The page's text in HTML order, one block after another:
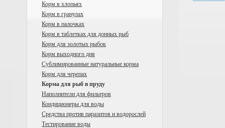
Корм в хлопьях
Корм в гранулах
Корм в палочках
Корм в таблетках для донных рыб
Корм для золотых рыбок
Корм выходного дня
Сублимированные натуральные корма
Корм для черепах
Корма для рыб в пруду
Наполнители для фильтров
Кондиционеры для воды
Средства против паразитов и водорослей
Тестирование воды